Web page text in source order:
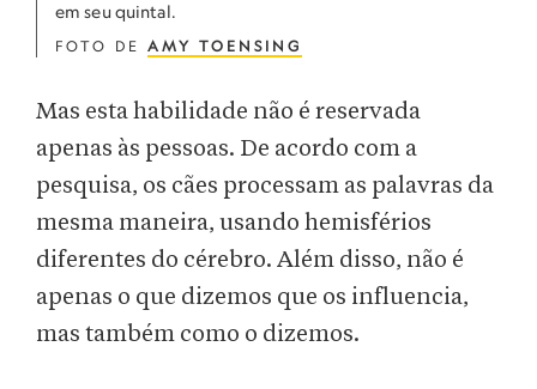
em seu quintal.
FOTO DE AMY TOENSING
Mas esta habilidade não é reservada
apenas às pessoas. De acordo com a
pesquisa, os cães processam as palavras da
mesma maneira, usando hemisférios
diferentes do cérebro. Além disso, não é
apenas o que dizemos que os influencia,
mas também como o dizemos.